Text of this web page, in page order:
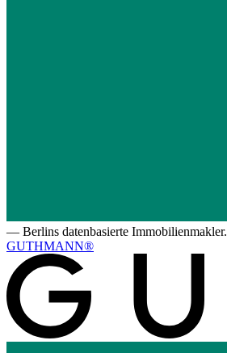
— Berlins datenbasierte Immobilienmakler.
GUTHMANN®